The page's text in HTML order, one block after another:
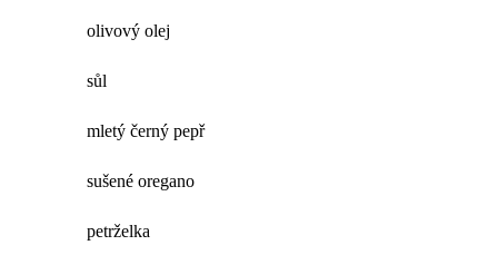
olivový olej
sůl
mletý černý pepř
sušené oregano
petrželka